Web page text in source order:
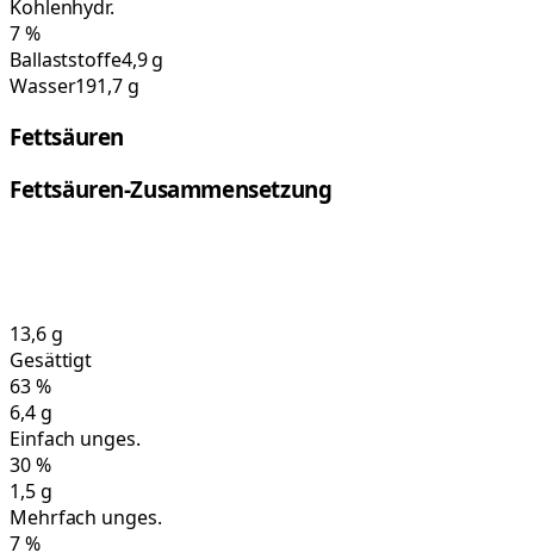
Kohlenhydr.
7%
Ballaststoffe4,9 g
Wasser191,7 g
Fettsäuren
Fettsäuren-Zusammensetzung
13,6g
Gesättigt
63%
6,4g
Einfach unges.
30%
1,5g
Mehrfach unges.
7%